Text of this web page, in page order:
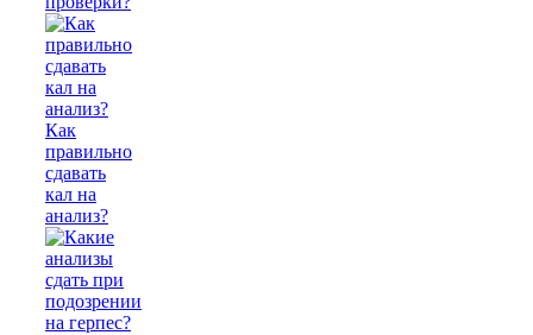
Как
правильно
сдавать
кал на
анализ?